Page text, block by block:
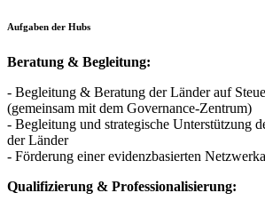
Aufgaben der Hubs
Beratung & Begleitung:
- Begleitung & Beratung der Länder auf
(gemeinsam mit dem Governance-Zentrum)
- Begleitung und strategische Unterstützung
der Länder
- Förderung einer evidenzbasierten
Qualifizierung & Professionalisierung: